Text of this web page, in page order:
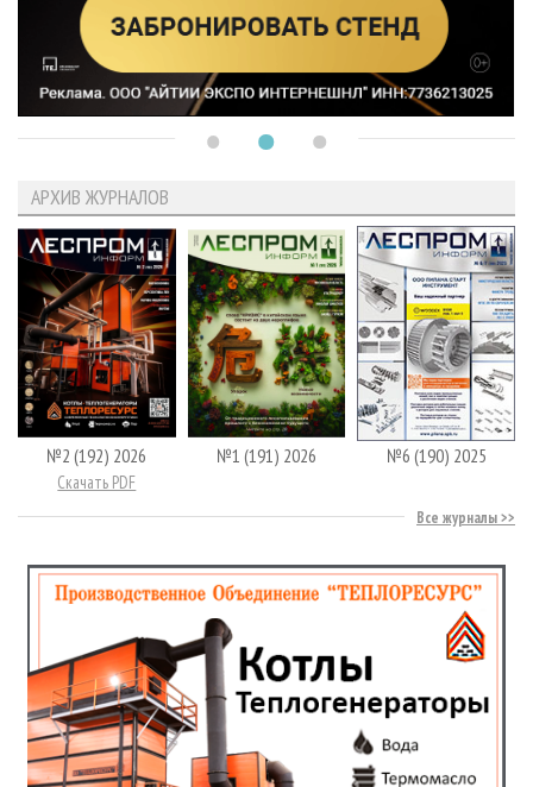
АРХИВ ЖУРНАЛОВ
№2 (192) 2026
Скачать PDF
№1 (191) 2026 №6 (190) 2025
Все журналы